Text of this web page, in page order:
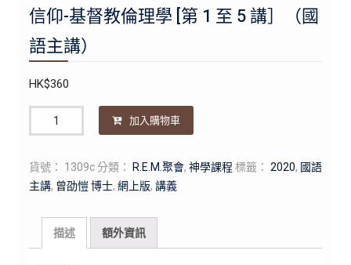
信仰-基督教倫理學 [第 1 至 5 講］（國
語主講）
HK$360
量
加入購物車
貨號： 1309c 分類： R.E.M.聚會, 神學課程 標籤： 2020, 國語
主講, 曾劭愷 博士, 網上版, 講義
描述 額外資訊